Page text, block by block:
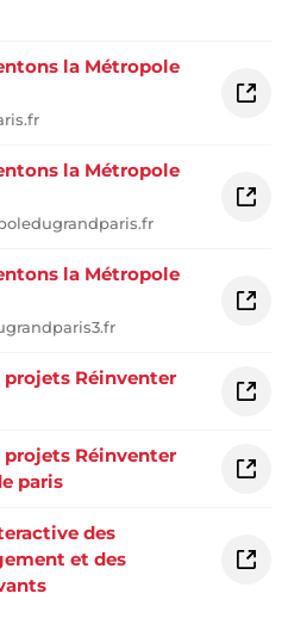
la Métropole
la Métropole
la Métropole
Réinventer
Réinventer
paris
des
et des